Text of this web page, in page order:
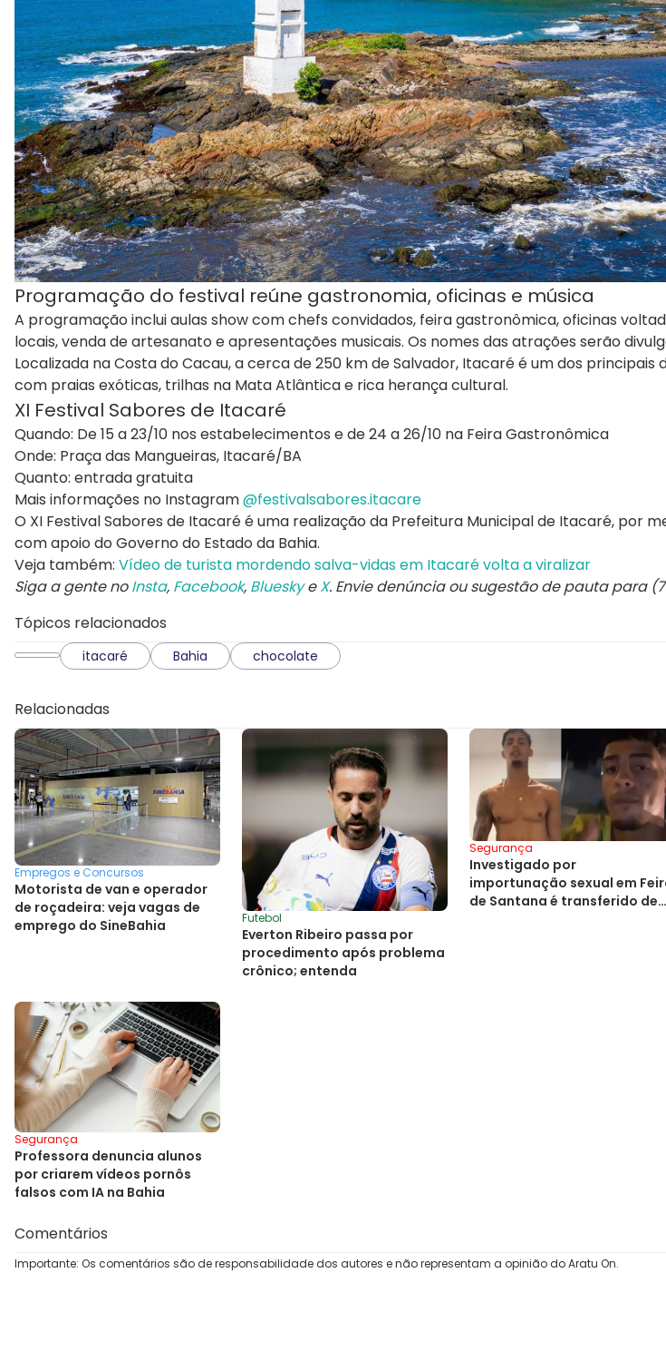
Programação do festival reúne gastronomia, oficinas e música
A programação inclui aulas show com chefs convidados, feira gastronômica, oficinas
locais, venda de artesanato e apresentações musicais. Os nomes das atrações serão
Localizada na Costa do Cacau, a cerca de 250 km de Salvador, Itacaré é um dos
com praias exóticas, trilhas na Mata Atlântica e rica herança cultural.
XI Festival Sabores de Itacaré
Quando: De 15 a 23/10 nos estabelecimentos e de 24 a 26/10 na Feira Gastronômica
Onde: Praça das Mangueiras, Itacaré/BA
Quanto: entrada gratuita
Mais informações no Instagram@festivalsabores.itacare
O XI Festival Sabores de Itacaré é uma realização da Prefeitura Municipal de Itacaré, por
com apoio do Governo do Estado da Bahia.
Veja também: Vídeo de turista mordendo salva-vidas em Itacaré volta a viralizar
Siga a gente noInsta, Facebook, BlueskyeX. Envie denúncia ou sugestão de pauta para
Tópicos relacionados
itacaré Bahia chocolate
Relacionadas
Empregos e Concursos
Motorista de van e operador
de roçadeira: veja vagas de
emprego do SineBahia
Futebol
Everton Ribeiro passa por
procedimento após problema
crônico; entenda
Segurança
Investigado por
importunação sexual em
de Santana é transferido de
Segurança
Professora denuncia alunos
por criarem vídeos pornôs
falsos com IA na Bahia
Comentários
Importante: Os comentários são de responsabilidade dos autores e não representam a opinião do Aratu On.